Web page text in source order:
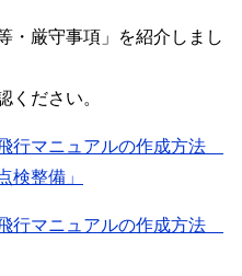
・厳守事項」を紹介しまし
ください。
行マニュアルの作成方法
検整備」
行マニュアルの作成方法